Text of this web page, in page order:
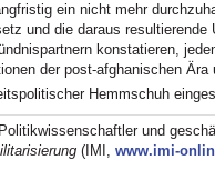
ein nicht mehr
und die daraus resultierende
konstatieren,
der post-afghanischen
Hemmschuh
und
(IMI, www.imi-